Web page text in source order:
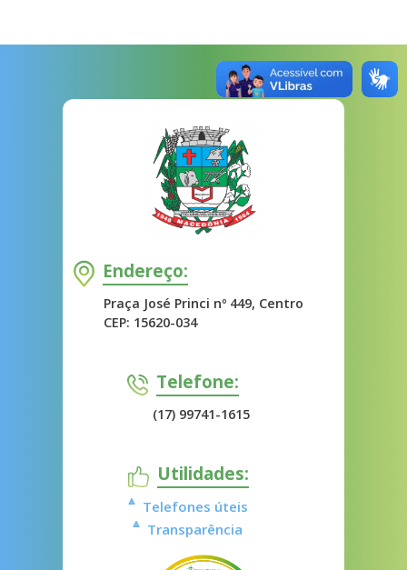
Endereço:
Praça José Princi nº 449, Centro
CEP: 15620-034
Telefone:
(17) 99741-1615
Utilidades:
Telefones úteis
Transparência